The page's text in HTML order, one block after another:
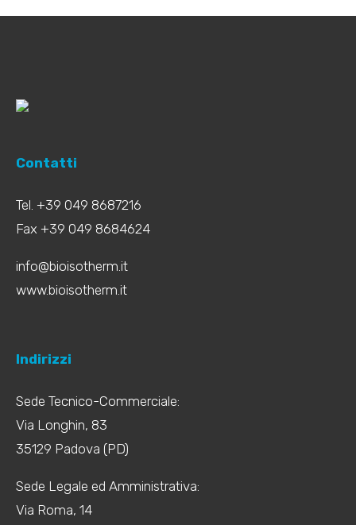
Contatti
Tel. +39 049 8687216
Fax +39 049 8684624
info@bioisotherm.it
www.bioisotherm.it
Indirizzi
Sede Tecnico-Commerciale:
Via Longhin, 83
35129 Padova (PD)
Sede Legale ed Amministrativa:
Via Roma, 14